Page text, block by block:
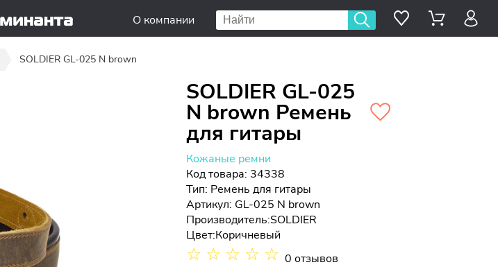
О компании
SOLDIER GL-025 N brown
SOLDIER GL-025
N brown Ремень
для гитары
Кожаные ремни
Код товара: 34338
Тип: Ремень для гитары
Артикул: GL-025 N brown
Производитель:SOLDIER
Цвет:Коричневый
☆ ☆ ☆ ☆ ☆ 0 отзывов